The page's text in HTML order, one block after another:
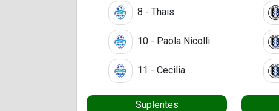
8 - Thais
10 - Paola Nicolli
11 - Cecilia
Suplentes